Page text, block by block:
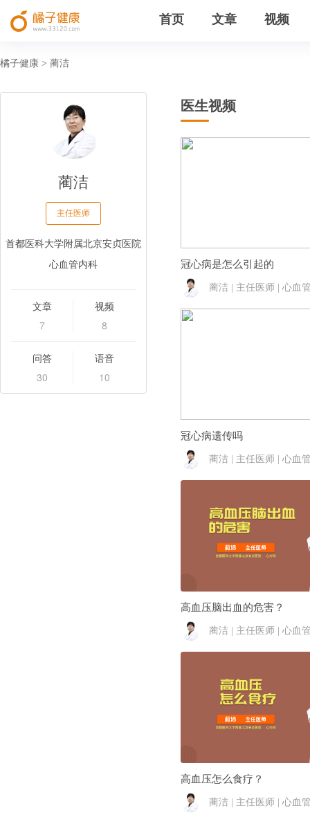
首页 文章 视频
橘子健康 > 蔺洁
蔺洁
主任医师
首都医科大学附属北京安贞医院
心血管内科
文章
7
视频
8
问答
30
语音
10
医生视频
冠心病是怎么引起的
蔺洁 | 主任医师 | 心血
冠心病遗传吗
蔺洁 | 主任医师 | 心血
高血压脑出血的危害？
蔺洁 | 主任医师 | 心血
高血压怎么食疗？
蔺洁 | 主任医师 | 心血